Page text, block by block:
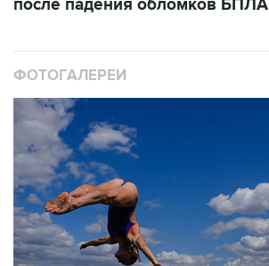
после падения обломков БПЛА
ФОТОГАЛЕРЕИ